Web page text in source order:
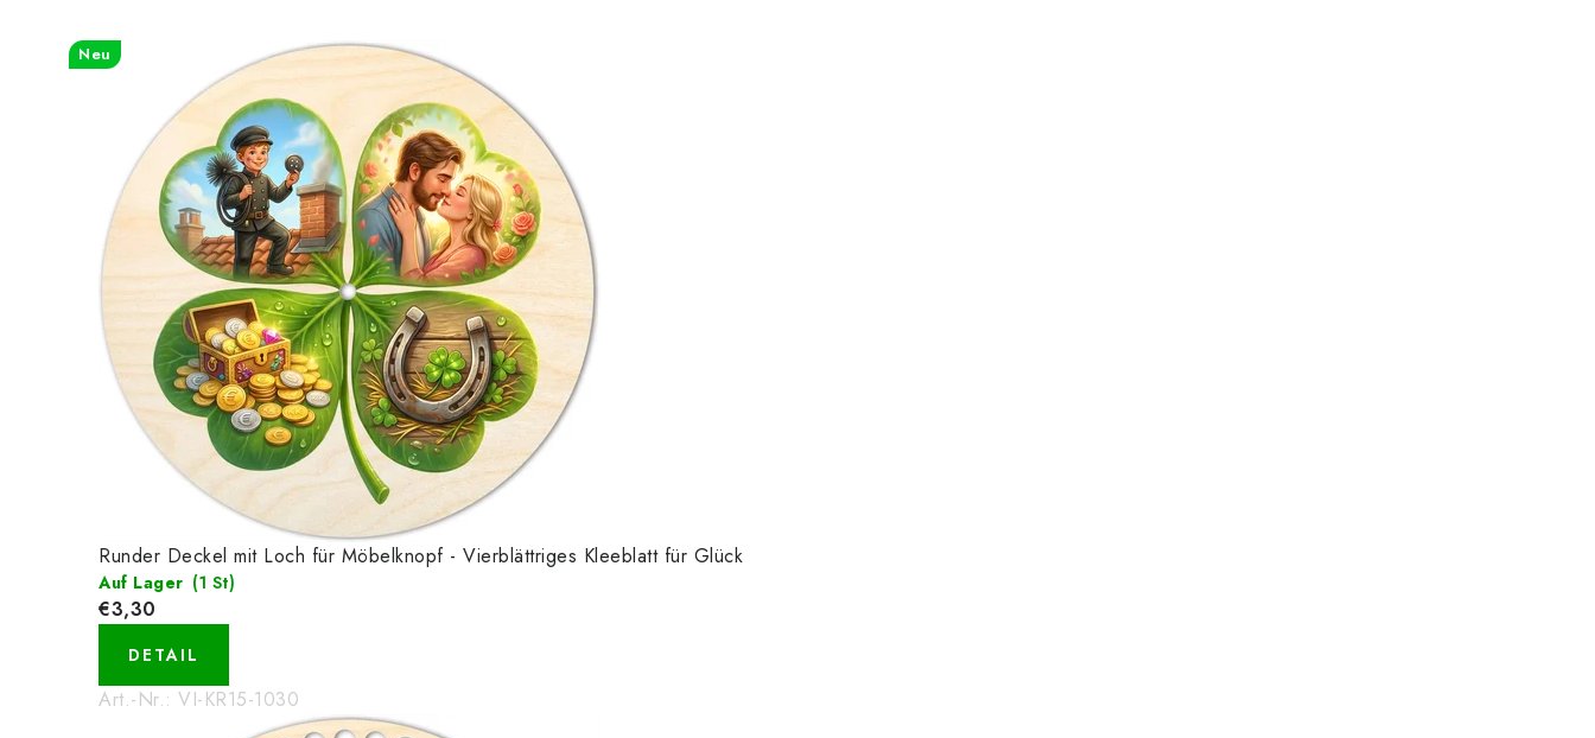
Runder Deckel mit Loch für Möbelknopf - Vierblättriges Kleeblatt für Glück
Auf Lager (1 St)
€3,30
DETAIL
Art.-Nr.: VI-KR15-1030
Neu